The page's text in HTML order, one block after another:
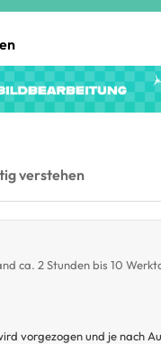
verstehen
ca. 2 Stunden bis 10
vorgezogen und je nach